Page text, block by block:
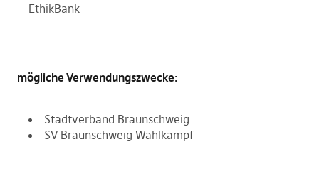
EthikBank
mögliche Verwendungszwecke:
Stadtverband Braunschweig
SV Braunschweig Wahlkampf